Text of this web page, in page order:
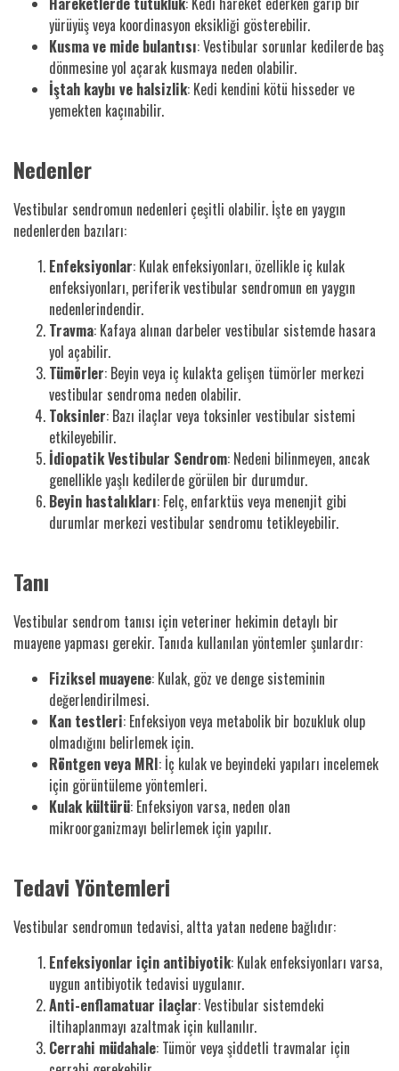
yürüyüş veya koordinasyon eksikliği gösterebilir.
Kusma ve mide bulantısı: Vestibular sorunlar kedilerde baş
dönmesine yol açarak kusmaya neden olabilir.
İştah kaybı ve halsizlik: Kedi kendini kötü hisseder ve
yemekten kaçınabilir.
Nedenler
Vestibular sendromun nedenleri çeşitli olabilir. İşte en yaygın
nedenlerden bazıları:
Enfeksiyonlar: Kulak enfeksiyonları, özellikle iç kulak
enfeksiyonları, periferik vestibular sendromun en yaygın
nedenlerindendir.
Travma: Kafaya alınan darbeler vestibular sistemde hasara
yol açabilir.
Tümörler: Beyin veya iç kulakta gelişen tümörler merkezi
vestibular sendroma neden olabilir.
Toksinler: Bazı ilaçlar veya toksinler vestibular sistemi
etkileyebilir.
İdiopatik Vestibular Sendrom: Nedeni bilinmeyen, ancak
genellikle yaşlı kedilerde görülen bir durumdur.
Beyin hastalıkları: Felç, enfarktüs veya menenjit gibi
durumlar merkezi vestibular sendromu tetikleyebilir.
Tanı
Vestibular sendrom tanısı için veteriner hekimin detaylı bir
muayene yapması gerekir. Tanıda kullanılan yöntemler şunlardır:
Fiziksel muayene: Kulak, göz ve denge sisteminin
değerlendirilmesi.
Kan testleri: Enfeksiyon veya metabolik bir bozukluk olup
olmadığını belirlemek için.
Röntgen veya MRI: İç kulak ve beyindeki yapıları incelemek
için görüntüleme yöntemleri.
Kulak kültürü: Enfeksiyon varsa, neden olan
mikroorganizmayı belirlemek için yapılır.
Tedavi Yöntemleri
Vestibular sendromun tedavisi, altta yatan nedene bağlıdır:
Enfeksiyonlar için antibiyotik: Kulak enfeksiyonları varsa,
uygun antibiyotik tedavisi uygulanır.
Anti-enflamatuar ilaçlar: Vestibular sistemdeki
iltihaplanmayı azaltmak için kullanılır.
Cerrahi müdahale: Tümör veya şiddetli travmalar için